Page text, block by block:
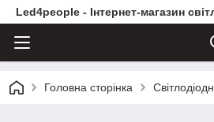
Led4people - Інтернет-магазин
Головна сторінка